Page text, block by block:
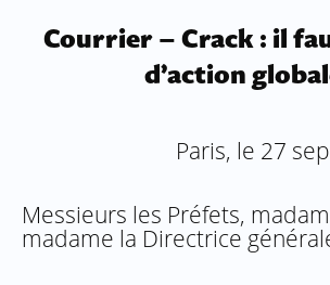
Courrier – Crack : il
d’action
Paris, le 27
Messieurs les Préfets,
madame la Directrice